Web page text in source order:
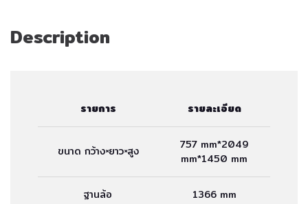
Description
รายการ รายละเอียด
ขนาด กว้าง×ยาว×สูง
757 mm*2049
mm*1450 mm
ฐานล้อ 1366 mm